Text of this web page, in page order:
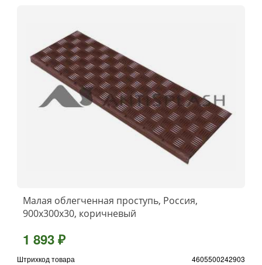
Малая облегченная проступь, Россия,
900x300x30, коричневый
1 893 ₽
Штрихкод товара 4605500242903